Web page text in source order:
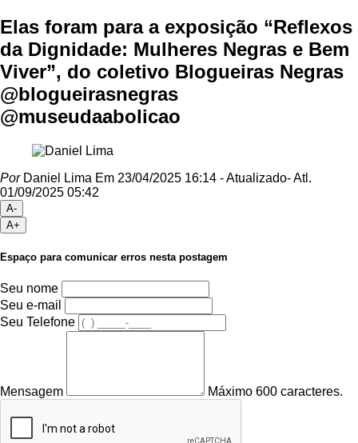
Elas foram para a exposição “Reflexos
da Dignidade: Mulheres Negras e Bem
Viver”, do coletivo Blogueiras Negras
@blogueirasnegras
@museudaabolicao
PorDaniel Lima Em 23/04/2025 16:14 - Atualizado- Atl.
01/09/2025 05:42
A-
A+
Espaço para comunicar erros nesta postagem
Seu nome
Seu e-mail
Seu Telefone
Mensagem Máximo 600 caracteres.